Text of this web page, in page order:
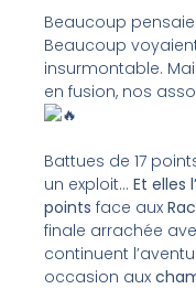
Beaucoup
Beaucoup
insurmontable.
en fusion, nos
Battues de 17
un exploit… Et elles
points face aux
finale arrachée
continuent
occasion aux